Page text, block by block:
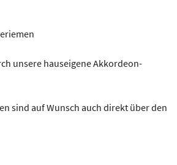
unsere hauseigene Akkordeon-
sind auf Wunsch auch direkt über den